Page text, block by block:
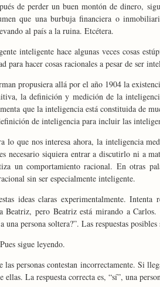
de perder un buen montón de dinero,
que una burbuja financiera o
al país a la ruina. Etcétera.
inteligente hace algunas veces cosas
para hacer cosas racionales a pesar de ser
propusiera allá por el año 1904 la
la definición y medición de la
que la inteligencia está constituida de
de inteligencia para incluir las
lo que nos interesa ahora, la inteligencia
necesario siquiera entrar a discutirlo ni a
un comportamiento racional. En otras
sin ser especialmente inteligente.
ideas claras experimentalmente.
Beatriz, pero Beatriz está mirando a
una persona soltera?”. Las respuestas
sigue leyendo.
personas contestan incorrectamente. Si
ellas. La respuesta correcta es, “sí”, una